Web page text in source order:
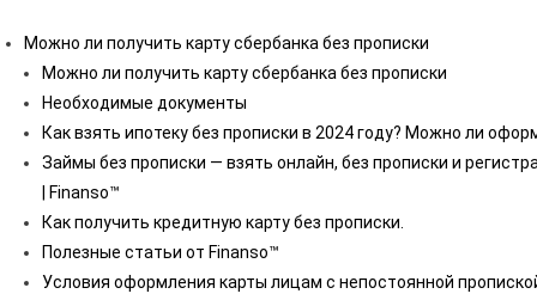
Можно ли получить карту сбербанка без прописки
Можно ли получить карту сбербанка без прописки
Необходимые документы
Как взять ипотеку без прописки в 2024 году? Можно ли
Займы без прописки — взять онлайн, без прописки и
| Finanso™
Как получить кредитную карту без прописки.
Полезные статьи от Finanso™
Условия оформления карты лицам с непостоянной